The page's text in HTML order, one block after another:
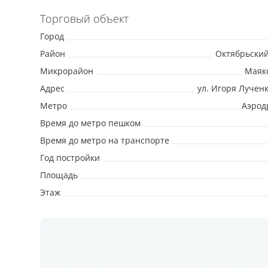
Торговый объект
Город
Район
Микрорайон
Адрес
ул. Игоря
Метро
Время до метро пешком
Время до метро на транспорте
Год постройки
Площадь
Этаж